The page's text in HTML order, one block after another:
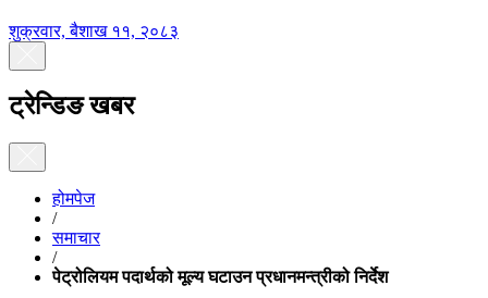
शुक्रवार, बैशाख ११, २०८३
ट्रेन्डिङ खबर
होमपेज
/
समाचार
/
पेट्रोलियम पदार्थको मूल्य घटाउन प्रधानमन्त्रीको निर्देश